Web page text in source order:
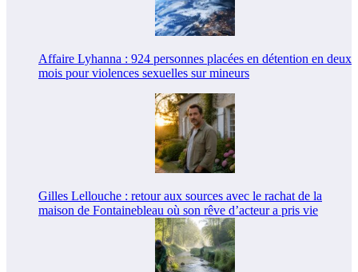
Affaire Lyhanna : 924 personnes placées en détention en deux
mois pour violences sexuelles sur mineurs
Gilles Lellouche : retour aux sources avec le rachat de la
maison de Fontainebleau où son rêve d’acteur a pris vie